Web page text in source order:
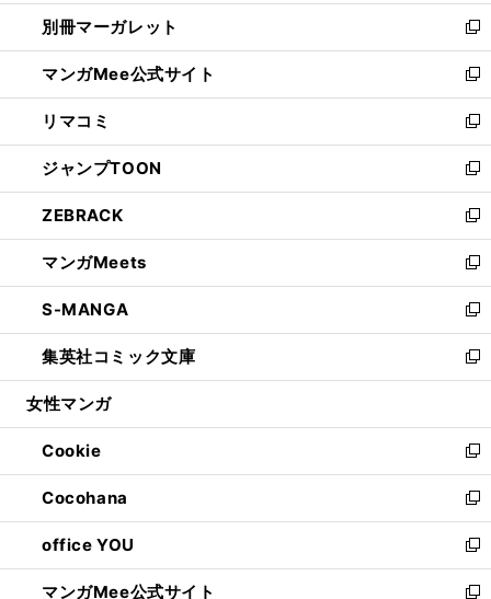
く
ウ
で
開
く
ウ
ィ
ン
ド
ウ
で
開
く
し
い
ウ
ィ
ン
ド
ウ
で
開
く
別冊マーガレット
新
し
い
ウ
ィ
ン
ド
ウ
で
開
く
マンガMee公式サイト
新
し
い
ウ
ィ
ン
ド
ウ
で
開
く
リマコミ
新
し
い
ウ
ィ
ン
ド
ウ
で
開
く
ジャンプTOON
新
し
い
ウ
ィ
ン
ド
ウ
で
開
ZEBRACK
新
し
い
ウ
ィ
ン
ド
ウ
開
く
マンガMeets
新
し
い
ウ
ィ
ン
ウ
で
開
く
S-MANGA
新
し
い
ウ
ン
ド
ウ
で
開
く
集英社コミック文庫
新
し
ウ
ィ
ン
ド
ウ
で
開
く
女性マンガ
Cookie
新
し
い
ウ
ィ
ン
ド
Cocohana
新
し
い
ウ
ィ
office YOU
新
し
マンガMee公式サイト